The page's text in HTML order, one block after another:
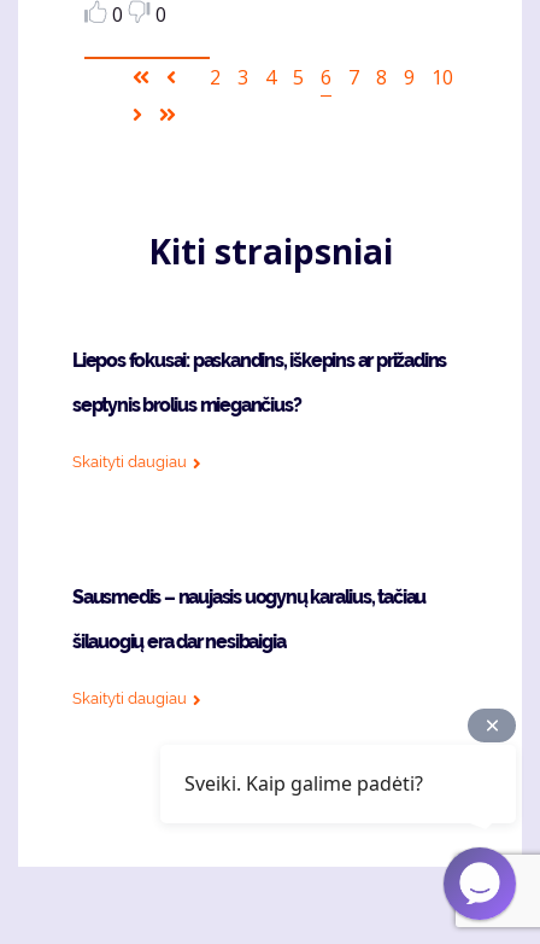
0
0
Pagination
First
page
Ankstesnis
Puslapis
2 Puslapis
3 Puslapis
4 Puslapis
5
Current
6 Puslapis
7 Puslapis
8 Puslapis
9 Puslapis
10
Sekantis
Kiti straipsniai
Liepos fokusai: paskandins, iškepins ar prižadins
septynis brolius miegančius?
Skaityti daugiau
Sausmedis – naujasis uogynų karalius, tačiau
šilauogių era dar nesibaigia
Skaityti daugiau
Sveiki. Kaip galime padėti?